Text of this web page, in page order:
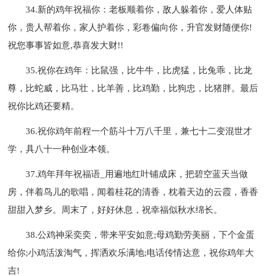
34.新的鸡年祝福你：老板顺着你，敌人躲着你，爱人体贴
你，贵人帮着你，家人护着你，彩卷偏向你，升官发财随便你!
祝您事事皆如意,恭喜发大财!!
35.祝你在鸡年：比鼠强，比牛牛，比虎猛，比兔乖，比龙
尊，比蛇威，比马壮，比羊善，比鸡勤，比狗忠，比猪胖。最后
祝你比鸡还要精。
36.祝你鸡年前程一个筋斗十万八千里，兼七十二变混世才
学，具八十一种创业本领。
37.鸡年拜年祝福语_用遍地红叶铺成床，把碧空蓝天当做
房，伴着鸟儿的歌唱，闻着桂花的清香，枕着天边的云霞，香香
甜甜入梦乡。周末了，好好休息，祝幸福似秋水绵长。
38.公鸡神采奕奕，带来平安如意;母鸡勤劳美丽，下个金蛋
给你;小鸡活泼淘气，挥洒欢乐满地;电话传情达意，祝你鸡年大
吉!